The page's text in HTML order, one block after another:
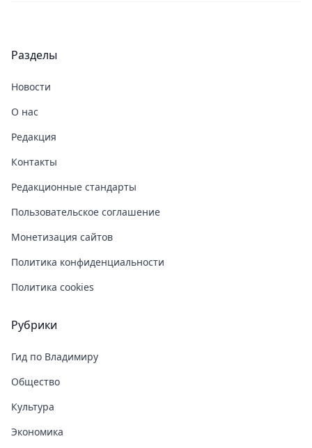
Разделы
Новости
О нас
Редакция
Контакты
Редакционные стандарты
Пользовательское соглашение
Монетизация сайтов
Политика конфиденциальности
Политика cookies
Рубрики
Гид по Владимиру
Общество
Культура
Экономика